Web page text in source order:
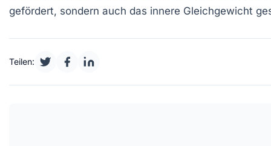
gefördert, sondern auch das innere Gleichgewicht
Teilen: